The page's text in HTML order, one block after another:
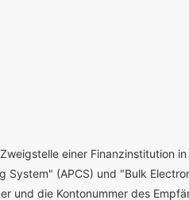
einer Finanzinstitution
System" (APCS) und "Bulk
und die Kontonummer des